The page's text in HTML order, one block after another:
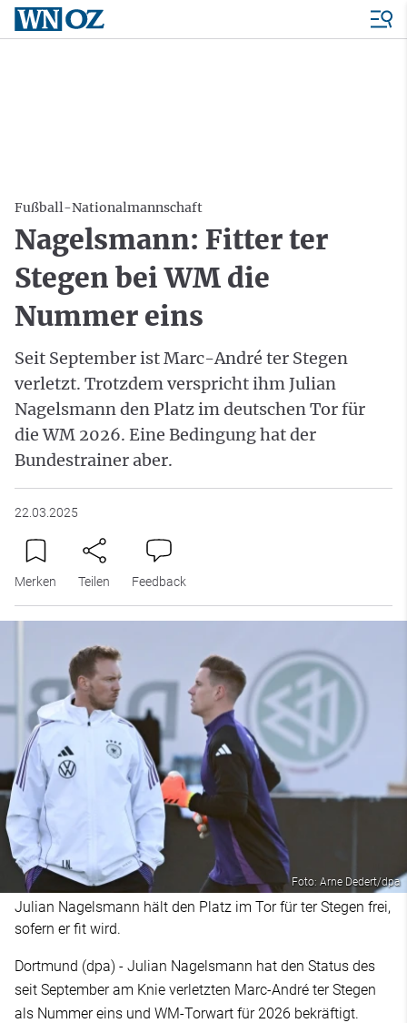
Fußball-Nationalmannschaft
Nagelsmann: Fitter ter
Stegen bei WM die
Nummer eins
Seit September ist Marc-André ter Stegen
verletzt. Trotzdem verspricht ihm Julian
Nagelsmann den Platz im deutschen Tor für
die WM 2026. Eine Bedingung hat der
Bundestrainer aber.
22.03.2025
Merken Teilen Feedback
Foto: Arne Dedert/dpa
Julian Nagelsmann hält den Platz im Tor für ter Stegen frei,
sofern er fit wird.
Dortmund (dpa) - Julian Nagelsmann hat den Status des
seit September am Knie verletzten Marc-André ter Stegen
als Nummer eins und WM-Torwart für 2026 bekräftigt.